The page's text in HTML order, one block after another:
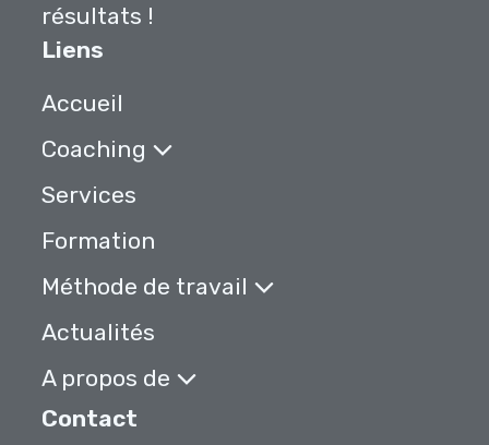
résultats !
Liens
Accueil
Coaching
Services
Formation
Méthode de travail
Actualités
A propos de
Contact